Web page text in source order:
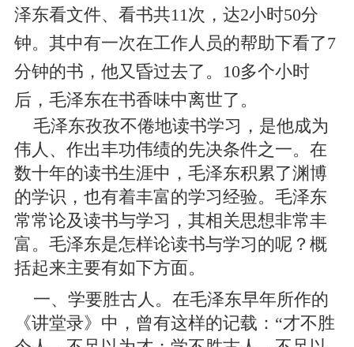
泽东看文件、看书共11次，达2小时50分
钟。其中有一次在工作人员的帮助下看了7
分钟的书，他又昏过去了。10多个小时
后，毛泽东在书香味中离世了。
毛泽东孜孜不倦地读书学习，是他成为
伟人、作出丰功伟绩的先决条件之一。在
数十年的读书生涯中，毛泽东积累了渊博
的学识，也有着丰富的学习经验。毛泽东
常常论及读书与学习，其相关思想非常丰
富。毛泽东是怎样论读书与学习的呢？概
括起来主要有如下方面。
一、学要胜古人。在毛泽东早年所作的
《讲堂录》中，曾有这样的记载：“才不胜